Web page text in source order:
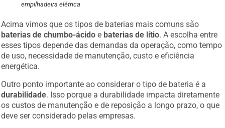
empilhadeira elétrica
Acima vimos que os tipos de baterias mais comuns são
baterias de chumbo-ácido e baterias de lítio. A escolha entre
esses tipos depende das demandas da operação, como tempo
de uso, necessidade de manutenção, custo e eficiência
energética.
Outro ponto importante ao considerar o tipo de bateria é a
durabilidade. Isso porque a durabilidade impacta diretamente
os custos de manutenção e de reposição a longo prazo, o que
deve ser considerado pelas empresas.